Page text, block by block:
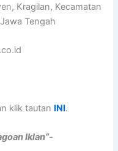
Kragilan, Kecamatan
Tengah
klik tautan INI.
Iklan”-